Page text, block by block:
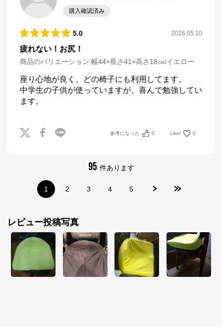
購入確認済み
5.0 2026.05.10
疲れない！お尻！
商品のバリエーション:幅44×長さ41×高さ18㎝/イエロー
座り心地が良く、どの椅子にも利用してます。
中学生の子供が使っていますが、喜んで勉強してい
ます。
参考になった 0 Like! 0
95 件あります
1 2 3 4 5
レビュー投稿写真